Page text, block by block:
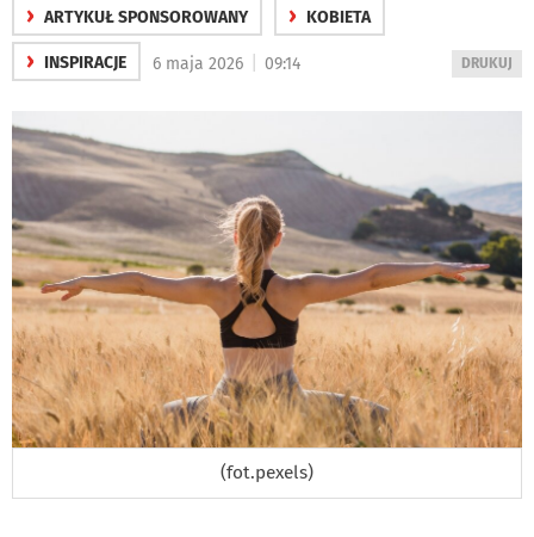
› ARTYKUŁ SPONSOROWANY › KOBIETA
› INSPIRACJE
WYDRUKUJ
DRUKUJ
6 maja 2026 09:14
(fot.pexels)